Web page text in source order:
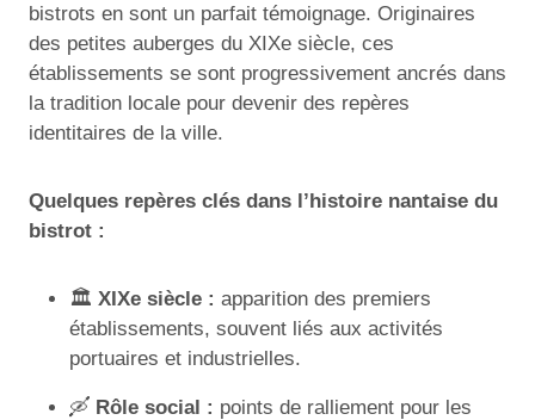
bistrots en sont un parfait témoignage. Originaires
des petites auberges du XIXe siècle, ces
établissements se sont progressivement ancrés dans
la tradition locale pour devenir des repères
identitaires de la ville.
Quelques repères clés dans l’histoire nantaise du
bistrot :
🏛️ XIXe siècle : apparition des premiers
établissements, souvent liés aux activités
portuaires et industrielles.
🛶 Rôle social : points de ralliement pour les